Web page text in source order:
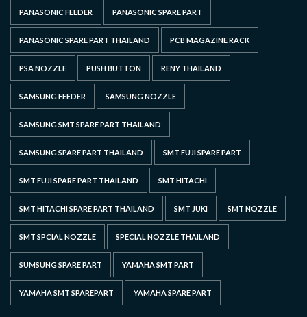
PANASONIC FEEDER PANASONIC SPARE PART
PANASONIC SPARE PART THAILAND PCB MAGAZINE RACK
PSA NOZZLE PUSH BUTTON RENY THAILAND
SAMSUNG FEEDER SAMSUNG NOZZLE
SAMSUNG SMT SPARE PART THAILAND
SAMSUNG SPARE PART THAILAND SMT FUJI SPARE PART
SMT FUJI SPARE PART THAILAND SMT HITACHI
SMT HITACHI SPARE PART THAILAND SMT JUKI SMT NOZZLE
SMT SPCIAL NOZZLE SPECIAL NOZZLE THAILAND
SUMSUNG SPARE PART YAMAHA SMT PART
YAMAHA SMT SPAREPART YAMAHA SPARE PART